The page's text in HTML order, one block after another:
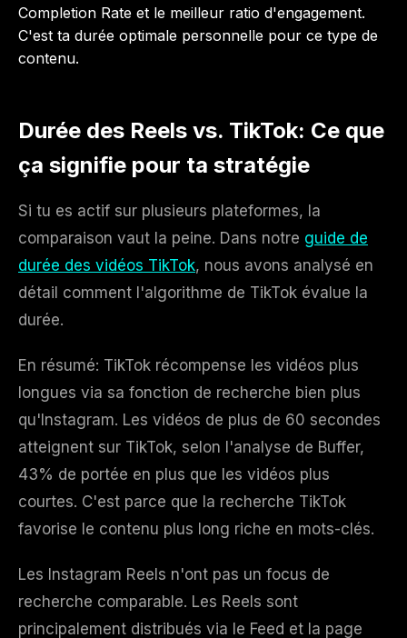
Completion Rate et le meilleur ratio d'engagement.
C'est ta durée optimale personnelle pour ce type de
contenu.
Durée des Reels vs. TikTok: Ce que
ça signifie pour ta stratégie
Si tu es actif sur plusieurs plateformes, la
comparaison vaut la peine. Dans notre guide de
durée des vidéos TikTok, nous avons analysé en
détail comment l'algorithme de TikTok évalue la
durée.
En résumé: TikTok récompense les vidéos plus
longues via sa fonction de recherche bien plus
qu'Instagram. Les vidéos de plus de 60 secondes
atteignent sur TikTok, selon l'analyse de Buffer,
43% de portée en plus que les vidéos plus
courtes. C'est parce que la recherche TikTok
favorise le contenu plus long riche en mots-clés.
Les Instagram Reels n'ont pas un focus de
recherche comparable. Les Reels sont
principalement distribués via le Feed et la page